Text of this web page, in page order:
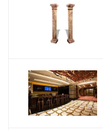
Кварцевый
Колонны из камня
Резная мозаика из камня
Фонтан из гранита
Длина, мм